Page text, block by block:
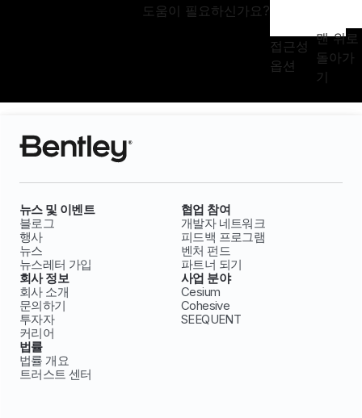
도움이 필요하신가요?
접근성
옵션
맨 위로
돌아가
기
뉴스 및 이벤트
블로그
행사
뉴스
뉴스레터 가입
협업 참여
개발자 네트워크
피드백 프로그램
벤처 펀드
파트너 되기
회사 정보
회사 소개
문의하기
투자자
커리어
사업 분야
Cesium
Cohesive
SEEQUENT
법률
법률 개요
트러스트 센터